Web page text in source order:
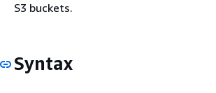
S3 buckets.
Syntax